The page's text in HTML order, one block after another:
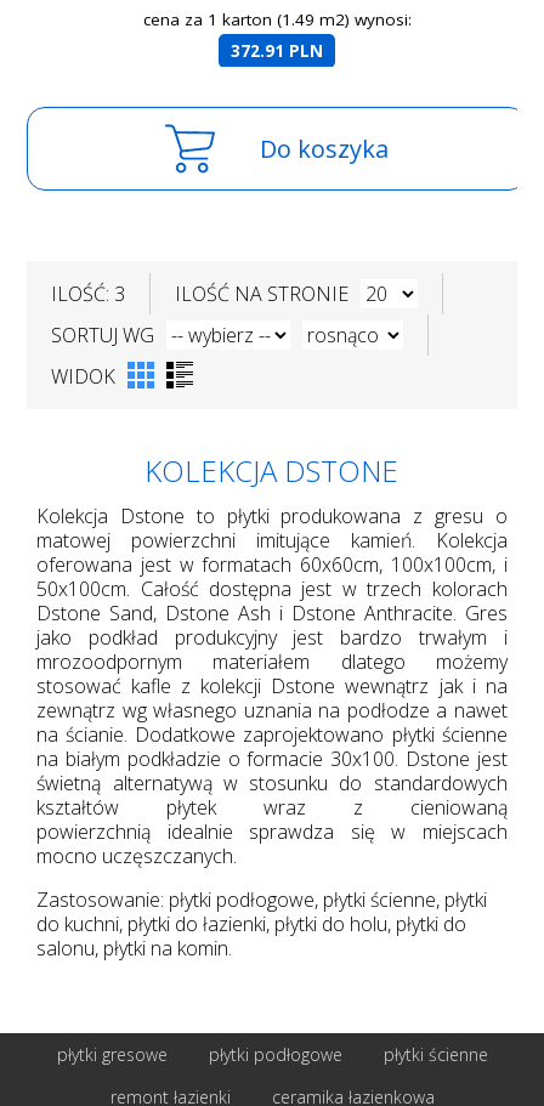
cena za 1 karton (1.49 m2) wynosi:
372.91 PLN
Do koszyka
ILOŚĆ: 3
ILOŚĆ NA STRONIE
SORTUJ WG
WIDOK
KOLEKCJA DSTONE
Kolekcja Dstone to płytki produkowana z gresu o
matowej powierzchni imitujące kamień. Kolekcja
oferowana jest w formatach 60x60cm, 100x100cm, i
50x100cm. Całość dostępna jest w trzech kolorach
Dstone Sand, Dstone Ash i Dstone Anthracite. Gres
jako podkład produkcyjny jest bardzo trwałym i
mrozoodpornym materiałem dlatego możemy
stosować kafle z kolekcji Dstone wewnątrz jak i na
zewnątrz wg własnego uznania na podłodze a nawet
na ścianie. Dodatkowe zaprojektowano płytki ścienne
na białym podkładzie o formacie 30x100. Dstone jest
świetną alternatywą w stosunku do standardowych
kształtów płytek wraz z cieniowaną
powierzchnią idealnie sprawdza się w miejscach
mocno uczęszczanych.
Zastosowanie: płytki podłogowe, płytki ścienne, płytki
do kuchni, płytki do łazienki, płytki do holu, płytki do
salonu, płytki na komin.
płytki gresowe płytki podłogowe
płytki ścienne
remont łazienki
ceramika łazienkowa